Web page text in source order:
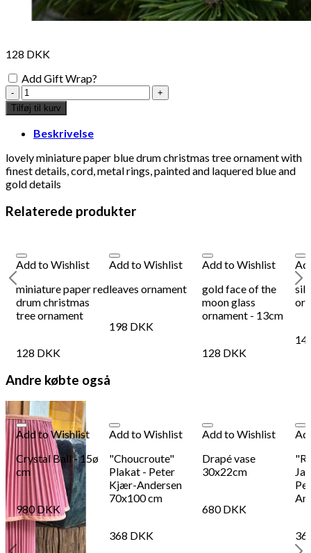
128 DKK
Add Gift Wrap?
miniature
paper
blue
drum
Christmas
tree
ornament
antal
Tilføj til kurv
Beskrivelse
lovely miniature paper blue drum christmas tree ornament with
finest details, cord, metal rings, painted and laquered blue and
gold details
Relaterede produkter
Add to Wishlist
miniature paper red
drum christmas
tree ornament
128 DKK
Add to Wishlist
leaves ornament
198 DKK
Add to Wishlist
gold face of the
moon glass
ornament - 13cm
128 DKK
Andre købte også
Add to Wishlist
Crystal Ball - 15ø
cm
980DKK
Add to Wishlist
"Choucroute"
Plakat - Peter
Kjær-Andersen
70x100 cm
368 DKK
Add to Wishlist
Drapé vase
30x22cm
680DKK